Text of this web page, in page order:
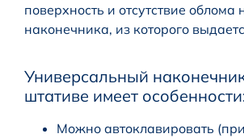
поверхность и отсутствие облома
наконечника, из которого
Универсальный
штативе имеет
Можно автоклавировать